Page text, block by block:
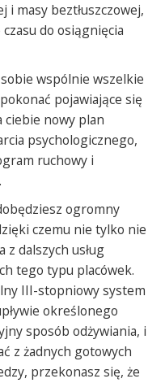
i masy beztłuszczowej,
do osiągnięcia
wspólnie wszelkie
pojawiające się
ciebie nowy plan
psychologicznego,
ruchowy i
ogromny
czemu nie tylko nie
dalszych usług
tego typu placówek.
III-stopniowy system
określonego
sposób odżywiania, i
z żadnych gotowych
przekonasz się, że